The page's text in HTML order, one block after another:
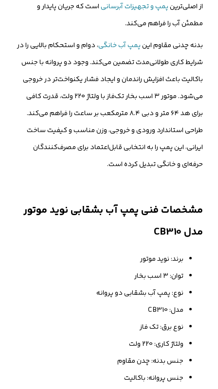
از اصلی‌ترینپمپ و تجهیزات آبرسانیاست که جریان پایدار و
مطمئن آب را فراهم می‌کند.
بدنه چدنی مقاوم اینپمپ آب خانگی، دوام و استحکام بالایی را در
شرایط کاری طولانی‌مدت تضمین می‌کند. وجود دو پروانه با جنس
باکالیت باعث افزایش راندمان و ایجاد فشار یکنواخت‌تر در خروجی
می‌شود. موتور ۳ اسب بخار تک‌فاز با ولتاژ ۲۲۰ ولت، قدرت کافی
برای هد ۶۴ متر و دبی ۸.۴ مترمکعب بر ساعت را فراهم می‌کند.
طراحی استاندارد ورودی و خروجی، وزن مناسب و کیفیت ساخت
ایرانی، این پمپ را به انتخابی قابل‌اعتماد برای مصرف‌کنندگان
حرفه‌ای و خانگی تبدیل کرده است.
مشخصات فنی پمپ آب بشقابی نوید موتور
مدل CB310
برند: نوید موتور
توان: ۳ اسب بخار
نوع: پمپ آب بشقابی دو پروانه
مدل: CB310
نوع برق: تک فاز
ولتاژ کاری: 220 ولت
جنس بدنه: چدن مقاوم
جنس پروانه: باکالیت